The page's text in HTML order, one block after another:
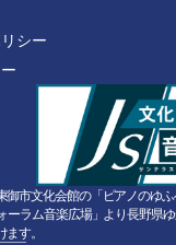
シー
市文化会館の「ピアノのゆふ
ーラム音楽広場」より長野県
す。